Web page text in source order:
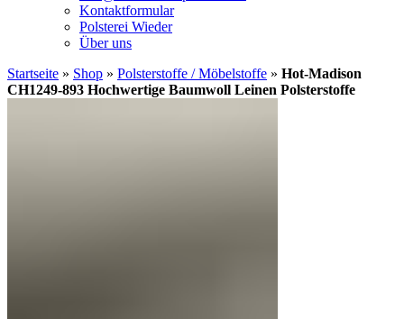
Kontaktformular
Polsterei Wieder
Über uns
Startseite » Shop » Polsterstoffe / Möbelstoffe » Hot-Madison
CH1249-893 Hochwertige Baumwoll Leinen Polsterstoffe